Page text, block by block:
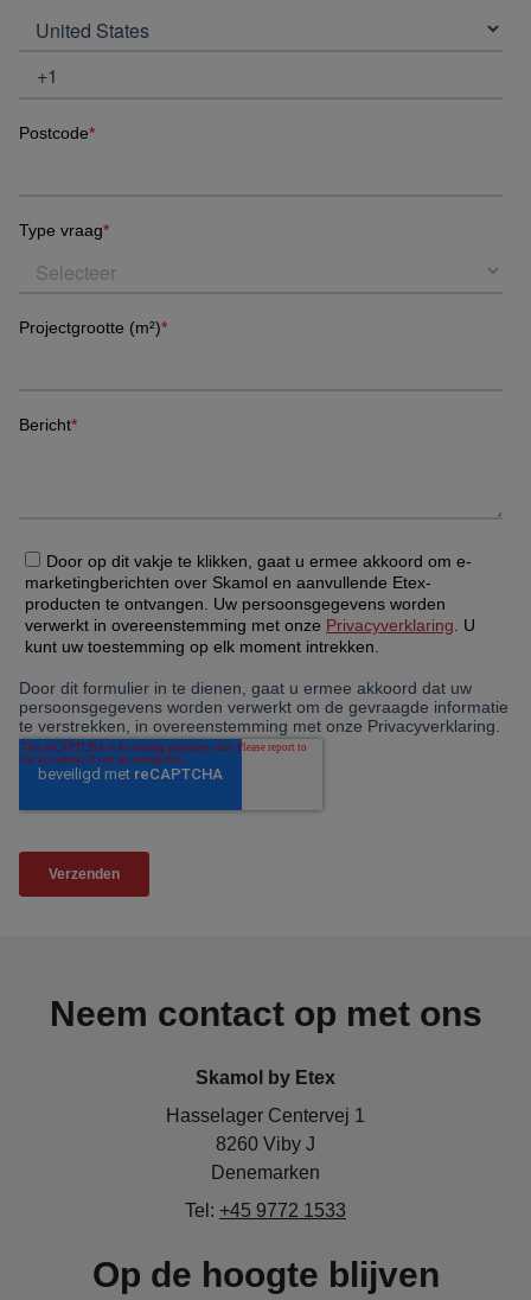
Neem contact op met ons
Skamol by Etex
Hasselager Centervej 1
8260 Viby J
Denemarken
Tel: +45 9772 1533
Op de hoogte blijven